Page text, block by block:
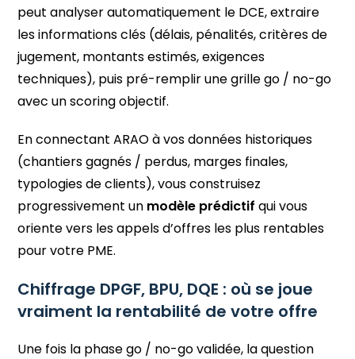
peut analyser automatiquement le DCE, extraire
les informations clés (délais, pénalités, critères de
jugement, montants estimés, exigences
techniques), puis pré-remplir une grille go / no-go
avec un scoring objectif.
En connectant ARAO à vos données historiques
(chantiers gagnés / perdus, marges finales,
typologies de clients), vous construisez
progressivement un modèle prédictif qui vous
oriente vers les appels d’offres les plus rentables
pour votre PME.
Chiffrage DPGF, BPU, DQE : où se joue
vraiment la rentabilité de votre offre
Une fois la phase go / no-go validée, la question